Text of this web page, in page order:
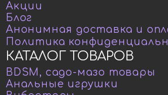
КАТАЛОГ ТОВАРОВ
BDSM, садо-мазо товары
Анальные игрушки
Акции
Блог
Анонимная доставка и
Политика